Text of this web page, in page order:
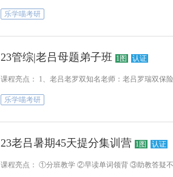
乐学喵考研
23管综|老吕母题弟子班 1图 认证
课程亮点： 1、老吕老罗双知名老师：老吕罗瑞双保
乐学喵考研
23老吕暑期45天提分集训营 1图 认证
课程亮点： ①分班教学 ②早读单词领背 ③助教答疑不